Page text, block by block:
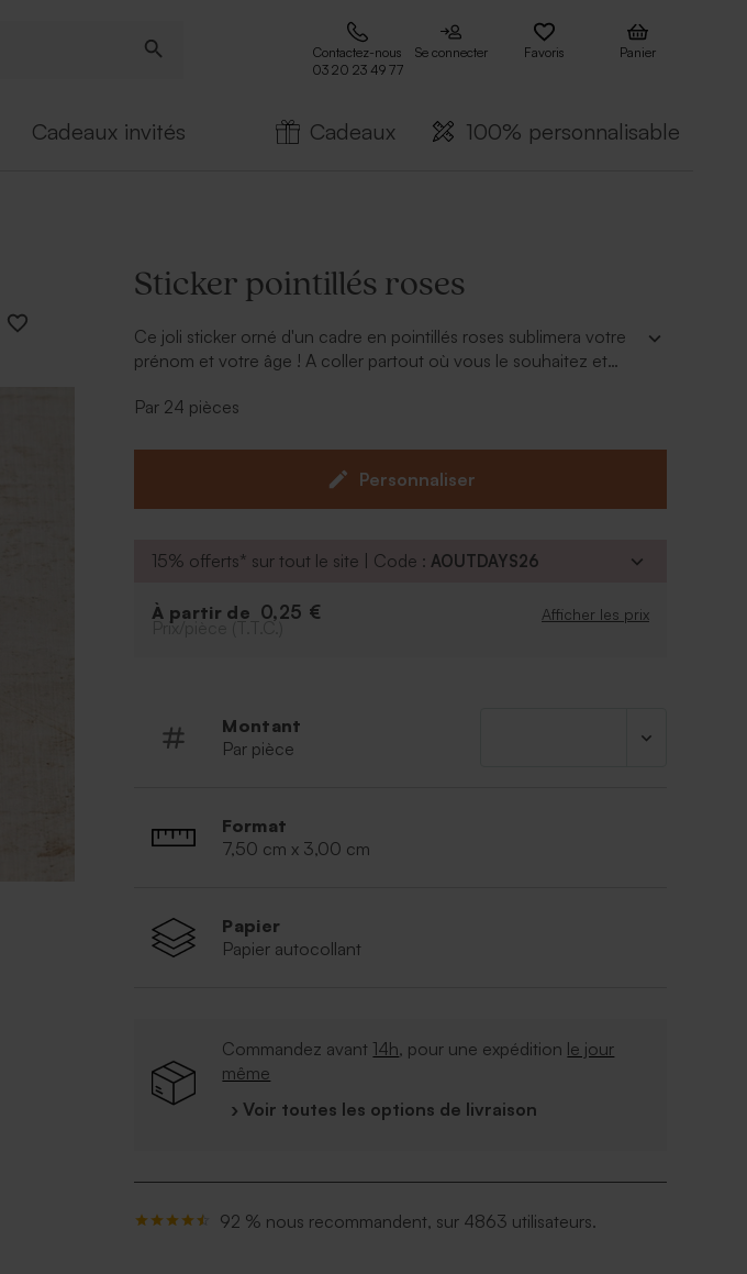
Contactez-nous
03 20 23 49 77
Se connecter Favoris Panier
Cadeaux invités Cadeaux 100% personnalisable
Sticker pointillés roses
Ce joli sticker orné d'un cadre en pointillés roses sublimera votre
prénom et votre âge ! A coller partout où vous le souhaitez et
sera que plus joyeuse !
Par 24 pièces
Personnaliser
15% offerts* sur tout le site | Code :AOUTDAYS26
À partir de 0,25 € Afficher les prix
Prix/pièce (T.T.C.)
Montant
Par pièce
Format
7,50 cm x 3,00 cm
Papier
Papier autocollant
Commandez avant 14h, pour une expédition le jour
même
› Voir toutes les options de livraison
92 % nous recommandent, sur 4863 utilisateurs.